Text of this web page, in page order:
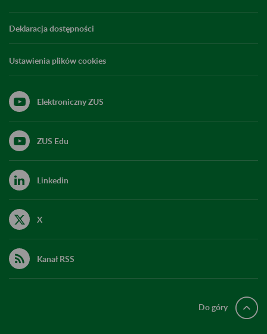
Deklaracja dostępności
Ustawienia plików cookies
Elektroniczny ZUS
ZUS Edu
Linkedin
X
Kanał RSS
Do góry